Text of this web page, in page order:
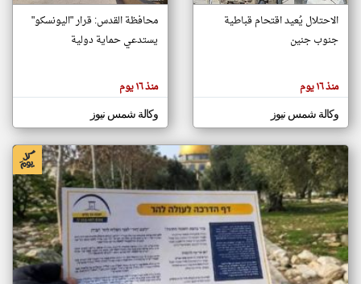
مصادر الأخبار من فلسطين
اخبار فلسطين على مدار الساعة
أهم اخبار فلسطين العاجلة والمباشرة
المقالات
الموجوده
هنا عن
وجهة
نظر
كاتبيها.
الاحتلال يُعيد اقتحام قباطية
جنوب جنين
منذ ١٦ يوم
وكالة شمس نيوز
محافظة القدس: قرار "اليونسكو"
يستدعي حماية دولية
منذ ١٦ يوم
وكالة شمس نيوز
klyoum.com